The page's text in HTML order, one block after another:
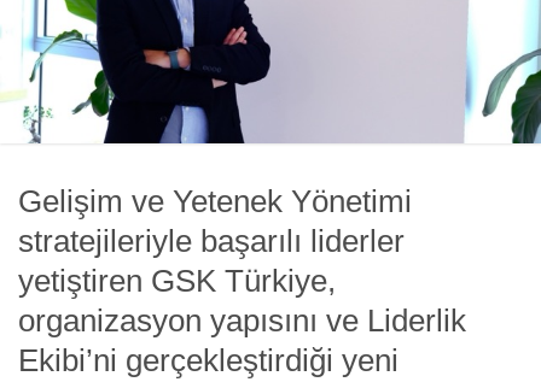
Gelişim ve Yetenek Yönetimi
stratejileriyle başarılı liderler
yetiştiren GSK Türkiye,
organizasyon yapısını ve Liderlik
Ekibi’ni gerçekleştirdiği yeni